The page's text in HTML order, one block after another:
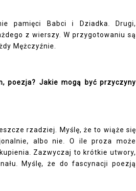
pamięci Babci i Dziadka. Drugi,
z wierszy. W przygotowaniu są
Mężczyźnie.
poezja? Jakie mogą być przyczyny
rzadziej. Myślę, że to wiąże się
albo nie. O ile proza może
Zazwyczaj to krótkie utwory,
Myślę, że do fascynacji poezją